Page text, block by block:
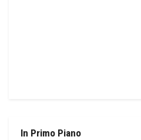
In Primo Piano